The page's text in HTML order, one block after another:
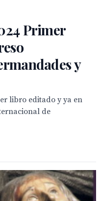
Primer
y
libro editado y ya en
de